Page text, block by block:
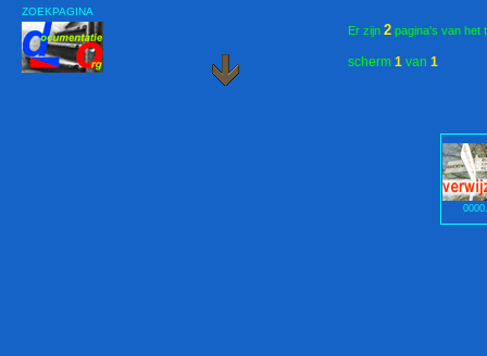
ZOEKPAGINA
Er zijn 2 pagina's van het
scherm 1 van 1